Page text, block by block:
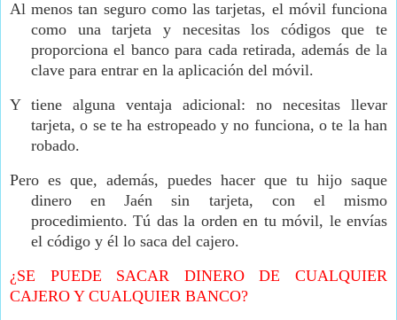
Al menos tan seguro como las tarjetas, el móvil funciona
como una tarjeta y necesitas los códigos que te
proporciona el banco para cada retirada, además de la
clave para entrar en la aplicación del móvil.
Y tiene alguna ventaja adicional: no necesitas llevar
tarjeta, o se te ha estropeado y no funciona, o te la han
robado.
Pero es que, además, puedes hacer que tu hijo saque
dinero en Jaén sin tarjeta, con el mismo
procedimiento. Tú das la orden en tu móvil, le envías
el código y él lo saca del cajero.
¿SE PUEDE SACAR DINERO DE CUALQUIER
CAJERO Y CUALQUIER BANCO?